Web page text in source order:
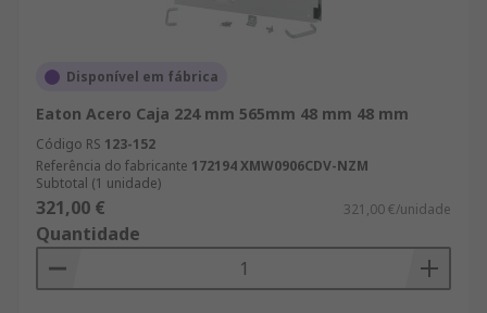
Disponível em fábrica
Eaton Acero Caja 224 mm 565mm 48 mm 48 mm
Código RS 123-152
Referência do fabricante 172194 XMW0906CDV-NZM
Subtotal (1 unidade)
321,00 € 321,00 €/unidade
Quantidade